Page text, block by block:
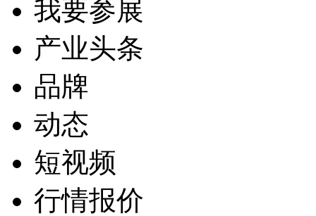
我要参展
产业头条
品牌
动态
短视频
行情报价